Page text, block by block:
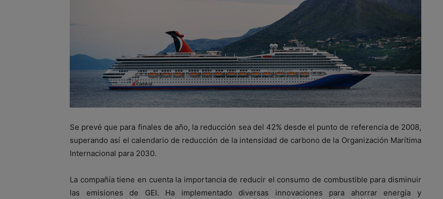
Se prevé que para finales de año, la reducción sea del 42% desde el punto de referencia de 2008,
superando así el calendario de reducción de la intensidad de carbono de la Organización Marítima
Internacional para 2030.
La compañía tiene en cuenta la importancia de reducir el consumo de combustible para disminuir
las emisiones de GEI. Ha implementado diversas innovaciones para ahorrar energía y